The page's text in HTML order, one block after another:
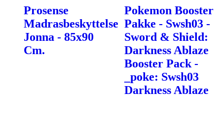
Prosense
Madrasbeskyttelse
Jonna - 85x90
Cm.
Pokemon Booster
Pakke - Swsh03 -
Sword & Shield:
Darkness Ablaze
Booster Pack -
_poke: Swsh03
Darkness Ablaze